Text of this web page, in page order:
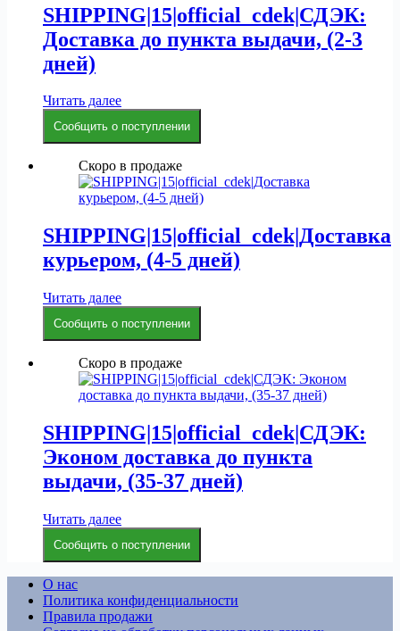
SHIPPING|15|official_cdek|СДЭК:
Доставка до пункта выдачи, (2-3
дней)
Читать далее
Сообщить о поступлении
Скоро в продаже
SHIPPING|15|official_cdek|Доставка
курьером, (4-5 дней)
Читать далее
Сообщить о поступлении
Скоро в продаже
SHIPPING|15|official_cdek|СДЭК:
Эконом доставка до пункта
выдачи, (35-37 дней)
Читать далее
Сообщить о поступлении
О нас
Политика конфиденциальности
Правила продажи